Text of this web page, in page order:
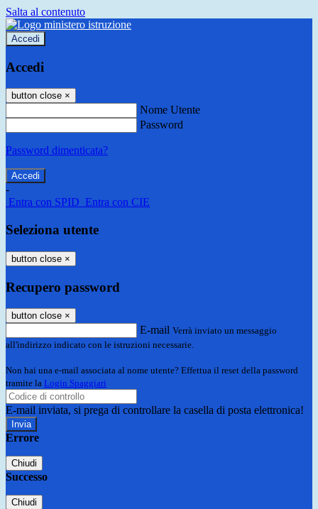
Salta al contenuto
Accedi
Accedi
button close ×
Nome Utente
Password
Password dimenticata?
-
Entra con SPID Entra con CIE
Seleziona utente
button close ×
Recupero password
button close ×
E-mail Verrà inviato un messaggio
all'indirizzo indicato con le istruzioni necessarie.
Non hai una e-mail associata al nome utente? Effettua il reset della password
tramite la Login Spaggiari
E-mail inviata, si prega di controllare la casella di posta elettronica!
Errore
Chiudi
Successo
Chiudi